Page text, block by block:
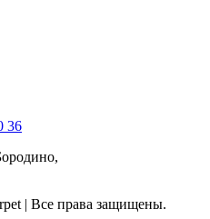
36
| Все права защищены.